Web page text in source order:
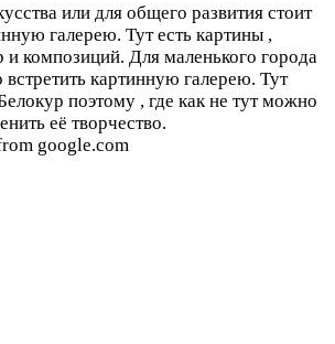
или для общего развития стоит
галерею. Тут есть картины ,
и композиций. Для маленького города
встретить картинную галерею. Тут
поэтому , где как не тут можно
её творчество.
google.com